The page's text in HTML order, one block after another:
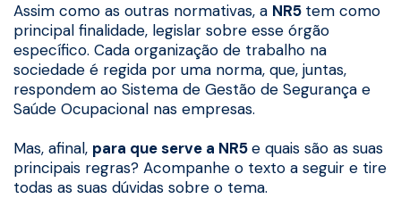
Assim como as outras normativas, a NR5 tem como
principal finalidade, legislar sobre esse órgão
específico. Cada organização de trabalho na
sociedade é regida por uma norma, que, juntas,
respondem ao Sistema de Gestão de Segurança e
Saúde Ocupacional nas empresas.
Mas, afinal, para que serve a NR5e quais são as suas
principais regras? Acompanhe o texto a seguir e tire
todas as suas dúvidas sobre o tema.